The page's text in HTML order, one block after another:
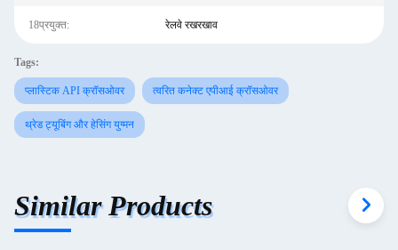
18प्रयुक्त: रेलवे रखरखाव
Tags:
प्लास्टिक API क्रॉसओवर त्वरित कनेक्ट एपीआई क्रॉसओवर
थ्रेड ट्यूबिंग और हेसिंग युग्मन
Similar Products